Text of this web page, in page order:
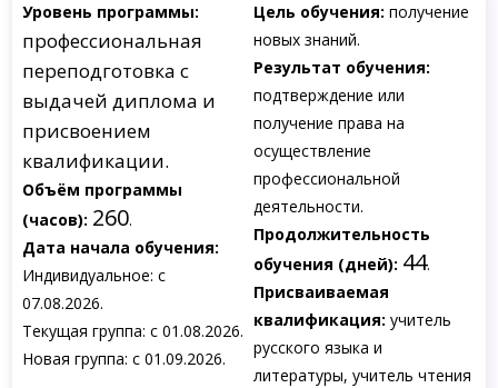
Уровень программы:
профессиональная
переподготовка с
выдачей диплома и
присвоением
квалификации.
Объём программы
(часов): 260.
Дата начала обучения:
Индивидуальное: с
07.08.2026.
Текущая группа: с 01.08.2026.
Новая группа: с 01.09.2026.
Цель обучения: получение
новых знаний.
Результат обучения:
подтверждение или
получение права на
осуществление
профессиональной
деятельности.
Продолжительность
обучения (дней): 44.
Присваиваемая
квалификация: учитель
русского языка и
литературы, учитель чтения